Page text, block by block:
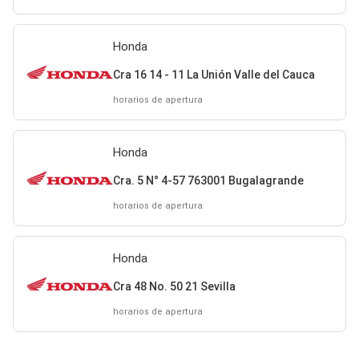
Honda
Cra 16 14 - 11 La Unión Valle del Cauca
horarios de apertura
Honda
Cra. 5 N° 4-57 763001 Bugalagrande
horarios de apertura
Honda
Cra 48 No. 50 21 Sevilla
horarios de apertura